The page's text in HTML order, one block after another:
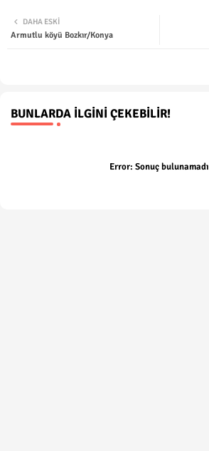
DAHA ESKI
Armutlu köyü Bozkır/Konya
BUNLARDA İLGINI ÇEKEBILIR!
Error: Sonuç bulunamadı